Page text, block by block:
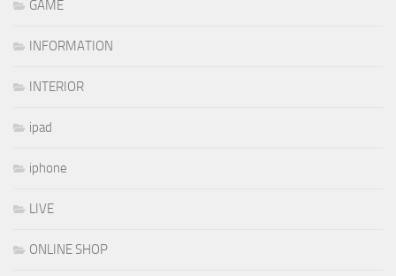
GAME
INFORMATION
INTERIOR
ipad
iphone
LIVE
ONLINE SHOP